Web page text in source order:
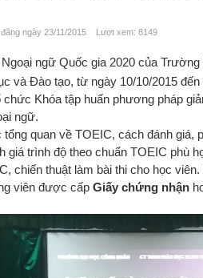
ngày 23/11/2015 Lượt xem: 8149
ngữ Quốc gia 2020 của
và Đào tạo, từ ngày 10/10/2015
Khóa tập huấn phương pháp
ngữ.
tổng quan về TOEIC, cách đánh giá,
giá trình độ theo chuẩn TOEIC phù
chiến thuật làm bài thi cho học
viên được cấp Giấy chứng nhận